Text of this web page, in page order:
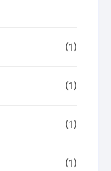
(1)
(1)
(1)
(1)